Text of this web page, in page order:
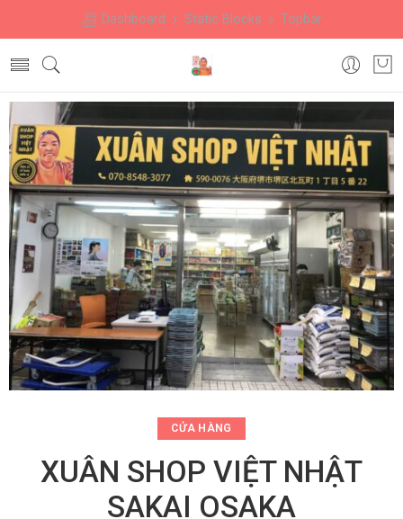
Dashboard Static Blocks Topbar
CỬA HÀNG
XUÂN SHOP VIỆT NHẬT
SAKAI OSAKA